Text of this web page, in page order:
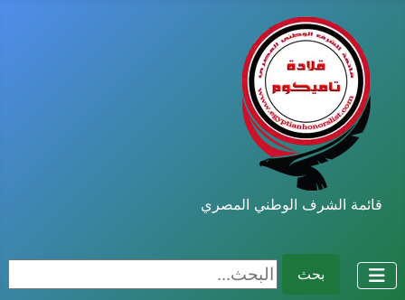
قائمة الشرف الوطني المصري
بحث البحث...